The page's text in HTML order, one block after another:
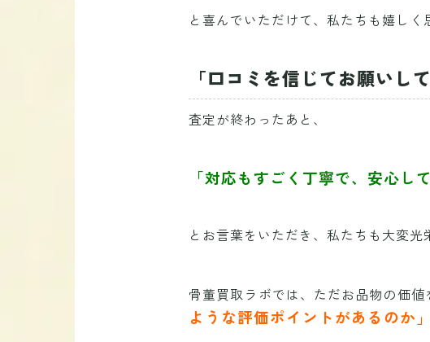
と喜んでいただけて、私たちも嬉し
「口コミを信じてお願い
査定が終わったあと、
「対応もすごく丁寧で、安心し
とお言葉をいただき、私たちも大変光
骨董買取ラボでは、ただお品物の価値
ような評価ポイントがあるのか」